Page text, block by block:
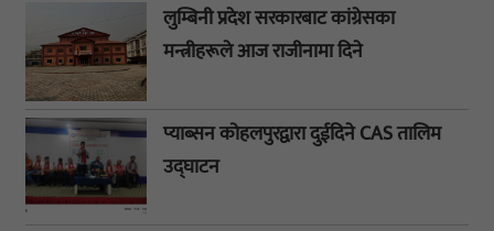
लुम्बिनी प्रदेश सरकारबाट कांग्रेसका
मन्त्रीहरूले आज राजीनामा दिने
प्याब्सन कोहलपुरद्वारा दुईदिने CAS तालिम
उद्घाटन